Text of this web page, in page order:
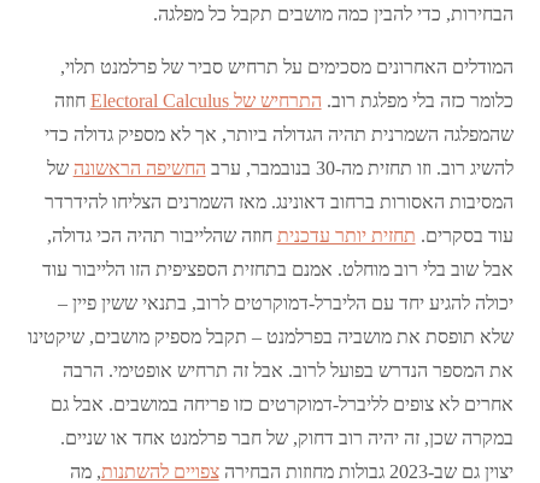
הבחירות, כדי להבין כמה מושבים תקבל כל מפלגה.
המודלים האחרונים מסכימים על תרחיש סביר של פרלמנט תלוי,
כלומר כזה בלי מפלגת רוב. התרחיש של Electoral Calculus
חוזה
שהמפלגה השמרנית תהיה הגדולה ביותר, אך לא מספיק גדולה כדי
להשיג רוב. וזו תחזית מה-30 בנובמבר, ערב
החשיפה הראשונה של
המסיבות האסורות ברחוב דאונינג. מאז השמרנים הצליחו להידרדר
עוד בסקרים. תחזית יותר עדכנית חוזה שהלייבור תהיה הכי גדולה,
אבל שוב בלי רוב מוחלט. אמנם בתחזית הספציפית הזו הלייבור עוד
יכולה להגיע יחד עם הליברל-דמוקרטים לרוב, בתנאי ששין פיין –
שלא תופסת את מושביה בפרלמנט – תקבל מספיק מושבים, שיקטינו
את המספר הנדרש בפועל לרוב. אבל זה תרחיש אופטימי. הרבה
אחרים לא צופים לליברל-דמוקרטים כזו פריחה במושבים. אבל גם
במקרה שכן, זה יהיה רוב דחוק, של חבר פרלמנט אחד או שניים.
יצוין גם שב-2023 גבולות מחוזות הבחירה
צפויים להשתנות, מה